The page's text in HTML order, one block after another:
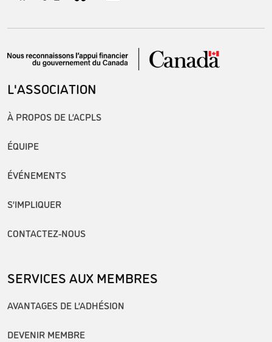
L'ASSOCIATION
À PROPOS DE L’ACPLS
ÉQUIPE
ÉVÉNEMENTS
S’IMPLIQUER
CONTACTEZ-NOUS
SERVICES AUX MEMBRES
AVANTAGES DE L’ADHÉSION
DEVENIR MEMBRE